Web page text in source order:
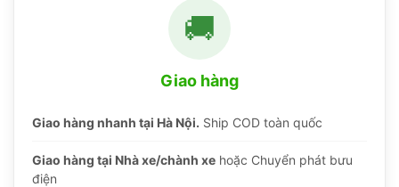
🚚
Giao hàng
Giao hàng nhanh tại Hà Nội. Ship COD toàn quốc
Giao hàng tại Nhà xe/chành xe hoặc Chuyển phát bưu
điện